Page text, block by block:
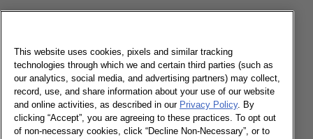
妝保養市場洞察
08/07/2024
凱度消費者指數出席CMRI美妝行銷總研「2024上半年美
This website uses cookies, pixels and similar tracking
technologies through which we and certain third parties (such as
our analytics, social media, and advertising partners) may collect,
record, use, and share information about your use of our website
and online activities, as described in our Privacy Policy. By
clicking “Accept”, you are agreeing to these practices. To opt out
of non-necessary cookies, click “Decline Non-Necessary”, or to